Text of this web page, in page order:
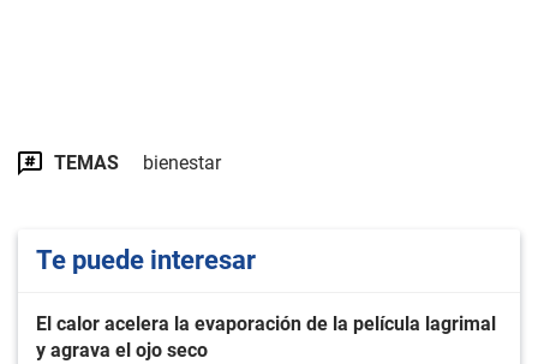
TEMAS bienestar
Te puede interesar
El calor acelera la evaporación de la película lagrimal
y agrava el ojo seco